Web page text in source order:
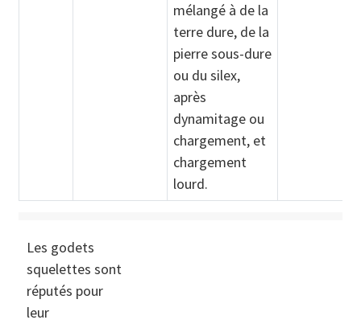
mélangé à de la
terre dure, de la
pierre sous-dure
ou du silex,
après
dynamitage ou
chargement, et
chargement
lourd.
Les godets
squelettes sont
réputés pour
leur